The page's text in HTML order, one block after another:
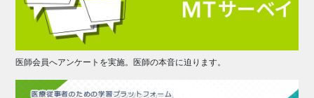
医師会員へアンケートを実施。医師の本音に迫ります。